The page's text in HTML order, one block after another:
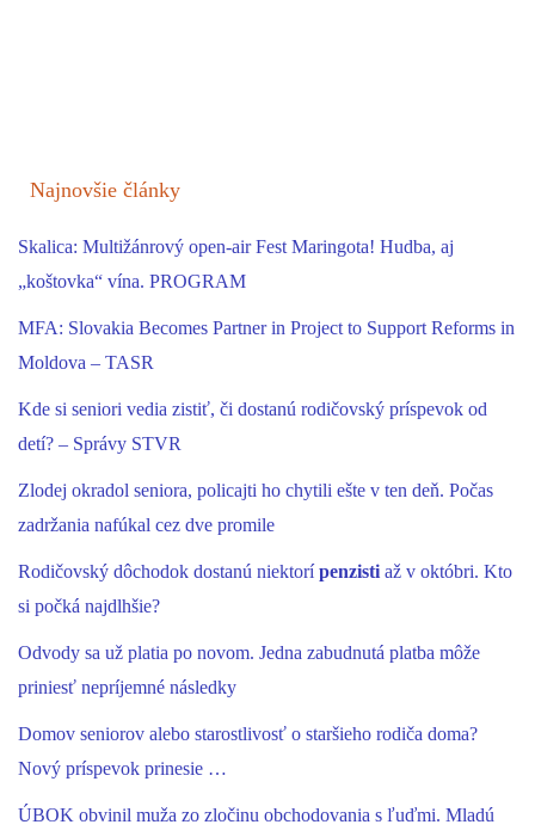
Najnovšie články
Skalica: Multižánrový open-air Fest Maringota! Hudba, aj
„koštovka“ vína. PROGRAM
MFA: Slovakia Becomes Partner in Project to Support Reforms in
Moldova – TASR
Kde si seniori vedia zistiť, či dostanú rodičovský príspevok od
detí? – Správy STVR
Zlodej okradol seniora, policajti ho chytili ešte v ten deň. Počas
zadržania nafúkal cez dve promile
Rodičovský dôchodok dostanú niektorípenzistiaž v októbri. Kto
si počká najdlhšie?
Odvody sa už platia po novom. Jedna zabudnutá platba môže
priniesť nepríjemné následky
Domov seniorov alebo starostlivosť o staršieho rodiča doma?
Nový príspevok prinesie …
ÚBOK obvinil muža zo zločinu obchodovania s ľuďmi. Mladú